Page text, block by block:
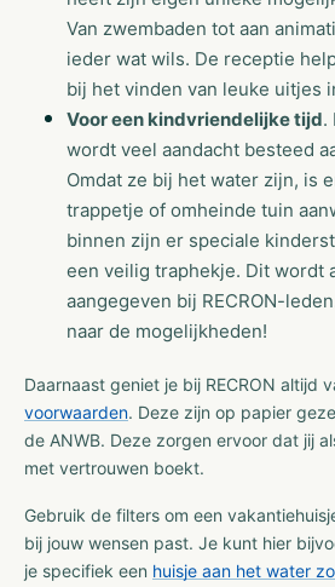
Van zwembaden tot aan
ieder wat wils. De receptie
bij het vinden van leuke uitjes
Voor een kindvriendelijke tijd.
wordt veel aandacht besteed
Omdat ze bij het water zijn, is
trappetje of omheinde tuin
binnen zijn er speciale
een veilig traphekje. Dit wordt
aangegeven bij RECRON-
naar de mogelijkheden!
Daarnaast geniet je bij RECRON altijd
voorwaarden. Deze zijn op papier
de ANWB. Deze zorgen ervoor dat jij
met vertrouwen boekt.
Gebruik de filters om een
bij jouw wensen past. Je kunt hier
je specifiek een huisje aan het water